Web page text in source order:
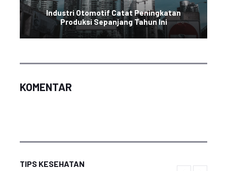
Industri Otomotif Catat Peningkatan
Produksi Sepanjang Tahun Ini
KOMENTAR
TIPS KESEHATAN